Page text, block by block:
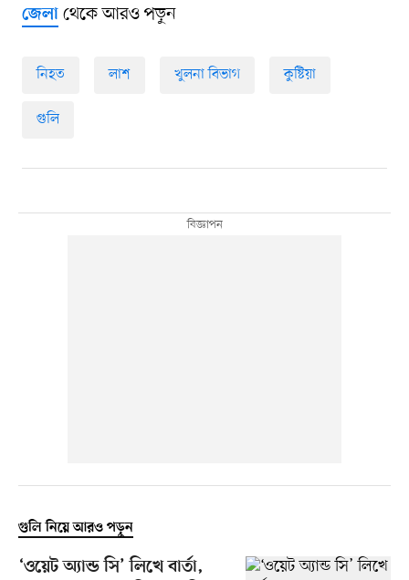
জেলাথেকে আরও পড়ুন
নিহত লাশ খুলনা বিভাগ কুষ্টিয়া
গুলি
গুলি নিয়ে আরও পড়ুন
‘ওয়েট অ্যান্ড সি’ লিখে বার্তা,